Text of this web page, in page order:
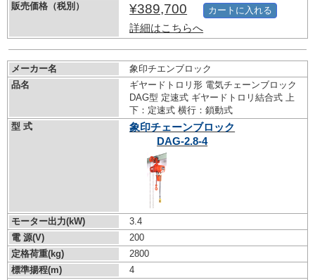
販売価格（税別）
¥389,700
詳細はこちらへ
カートに入れる
メーカー名
象印チエンブロック
品名
ギヤードトロリ形 電気チェーンブロック
DAG型 定速式 ギヤードトロリ結合式 上
下：定速式 横行：鎖動式
型 式
象印チェーンブロック
DAG-2.8-4
モーター出力(kW)
3.4
電 源(V)
200
定格荷重(kg)
2800
標準揚程(m)
4